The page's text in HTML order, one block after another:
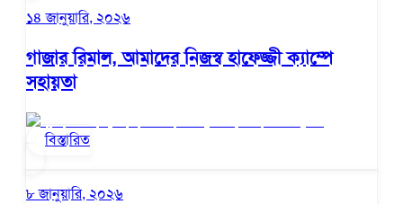
১৪ জানুয়ারি, ২০২৬
গাজার রিমাল, আমাদের নিজস্ব হাফেজ্জী ক্যাম্পে
সহায়তা
বিস্তারিত
৮ জানুয়ারি, ২০২৬